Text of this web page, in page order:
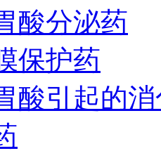
酸分泌药
保护药
酸引起的